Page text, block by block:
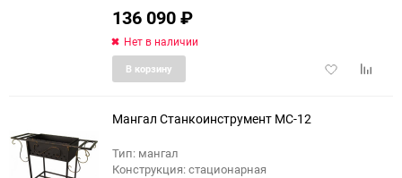
136 090₽
Нет в наличии
Добавить
В корзину
Мангал Станкоинструмент МС-12
Тип: мангал
Конструкция: стационарная